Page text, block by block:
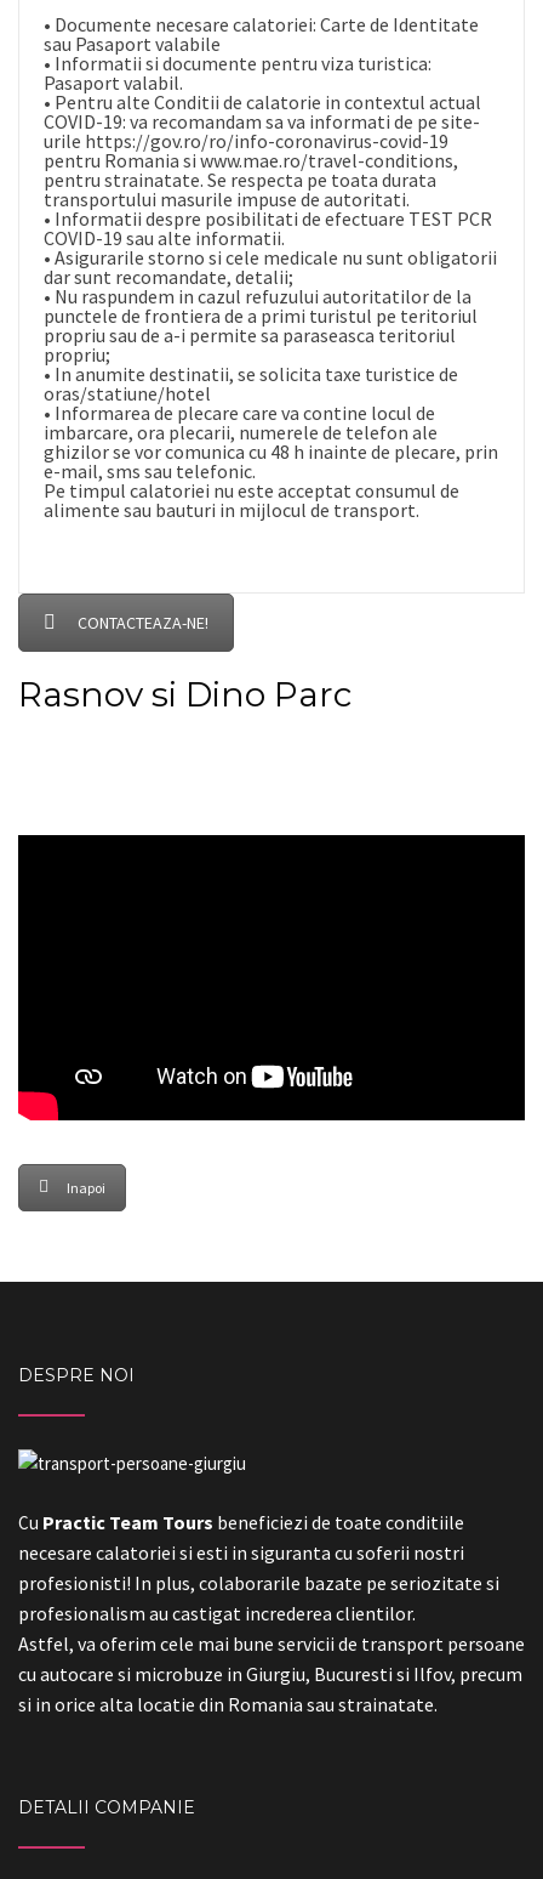
• Documente necesare calatoriei: Carte de Identitate
sau Pasaport valabile
• Informatii si documente pentru viza turistica:
Pasaport valabil.
• Pentru alte Conditii de calatorie in contextul actual
COVID-19: va recomandam sa va informati de pe site-
urile https://gov.ro/ro/info-coronavirus-covid-19
pentru Romania si www.mae.ro/travel-conditions,
pentru strainatate. Se respecta pe toata durata
transportului masurile impuse de autoritati.
• Informatii despre posibilitati de efectuare TEST PCR
COVID-19 sau alte informatii.
• Asigurarile storno si cele medicale nu sunt obligatorii
dar sunt recomandate, detalii;
• Nu raspundem in cazul refuzului autoritatilor de la
punctele de frontiera de a primi turistul pe teritoriul
propriu sau de a-i permite sa paraseasca teritoriul
propriu;
• In anumite destinatii, se solicita taxe turistice de
oras/statiune/hotel
• Informarea de plecare care va contine locul de
imbarcare, ora plecarii, numerele de telefon ale
ghizilor se vor comunica cu 48 h inainte de plecare, prin
e-mail, sms sau telefonic.
Pe timpul calatoriei nu este acceptat consumul de
alimente sau bauturi in mijlocul de transport.
CONTACTEAZA-NE!
Rasnov si Dino Parc
Inapoi
DESPRE NOI
Cu Practic Team Tours beneficiezi de toate conditiile
necesare calatoriei si esti in siguranta cu soferii nostri
profesionisti! In plus, colaborarile bazate pe seriozitate si
profesionalism au castigat increderea clientilor.
Astfel, va oferim cele mai bune servicii de transport persoane
cu autocare si microbuze in Giurgiu, Bucuresti si Ilfov, precum
si in orice alta locatie din Romania sau strainatate.
DETALII COMPANIE